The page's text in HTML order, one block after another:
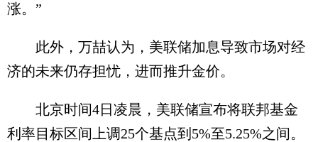
涨。”
此外，万喆认为，美联储加息导致市场对经
济的未来仍存担忧，进而推升金价。
北京时间4日凌晨，美联储宣布将联邦基金
利率目标区间上调25个基点到5%至5.25%之间。